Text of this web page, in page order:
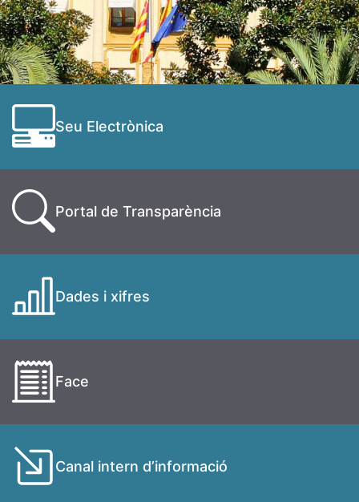
Seu Electrònica
Portal de Transparència
Dades i xifres
Face
Canal intern d’informació